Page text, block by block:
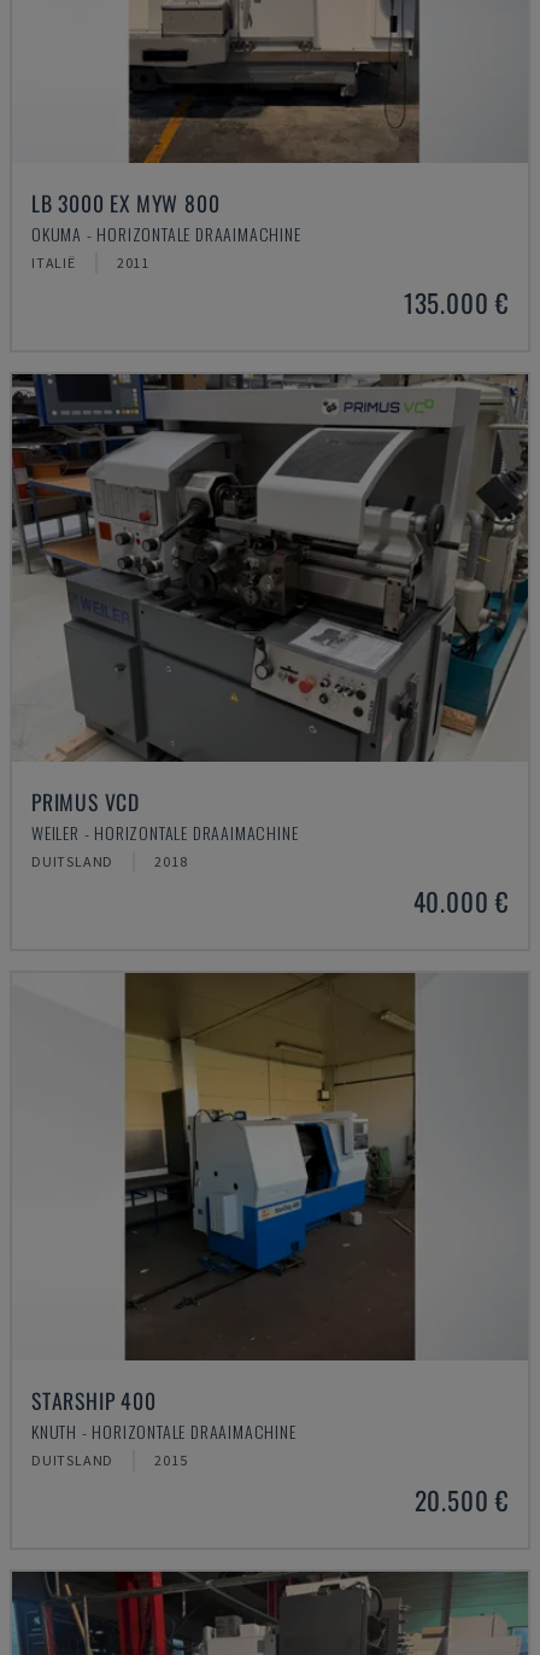
LB 3000 EX MYW 800
OKUMA - HORIZONTALE DRAAIMACHINE
ITALIË 2011
135.000 €
PRIMUS VCD
WEILER - HORIZONTALE DRAAIMACHINE
DUITSLAND 2018
40.000 €
STARSHIP 400
KNUTH - HORIZONTALE DRAAIMACHINE
DUITSLAND 2015
20.500 €